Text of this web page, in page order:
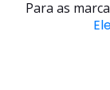
Para as